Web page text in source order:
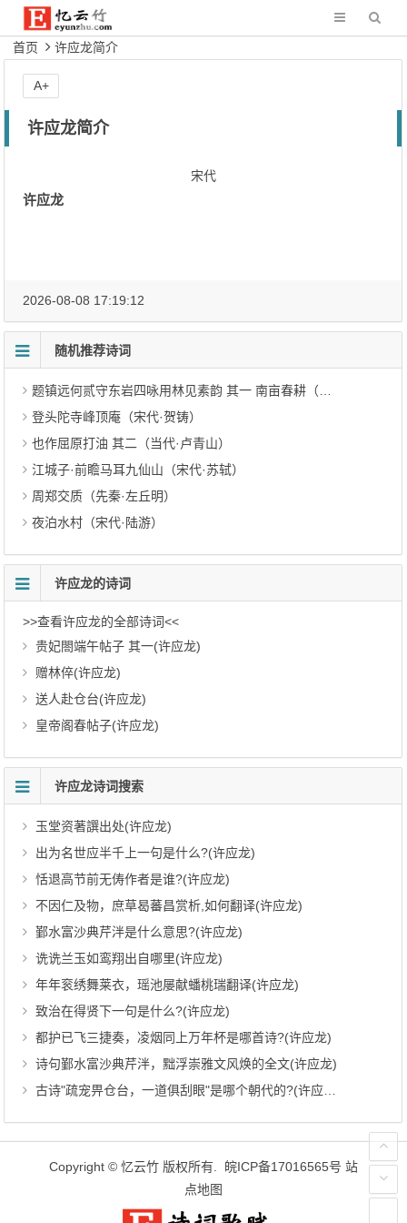
首页 许应龙简介
许应龙简介
宋代
许应龙
A+
2026-08-08 17:19:12
随机推荐诗词
题镇远何贰守东岩四咏用林见素韵 其一 南亩春耕（明代·周瑛）
登头陀寺峰顶庵（宋代·贺铸）
也作屈原打油 其二（当代·卢青山）
江城子·前瞻马耳九仙山（宋代·苏轼）
周郑交质（先秦·左丘明）
夜泊水村（宋代·陆游）
许应龙的诗词
>>查看许应龙的全部诗词<<
贵妃閤端午帖子 其一(许应龙)
赠林倅(许应龙)
送人赴仓台(许应龙)
皇帝阁春帖子(许应龙)
许应龙诗词搜索
玉堂资著譔出处(许应龙)
出为名世应半千上一句是什么?(许应龙)
恬退高节前无俦作者是谁?(许应龙)
不因仁及物，庶草曷蕃昌赏析,如何翻译(许应龙)
鄞水富沙典芹泮是什么意思?(许应龙)
诜诜兰玉如鸾翔出自哪里(许应龙)
年年衮绣舞莱衣，瑶池屡献蟠桃瑞翻译(许应龙)
致治在得贤下一句是什么?(许应龙)
都护已飞三捷奏，凌烟同上万年杯是哪首诗?(许应龙)
诗句鄞水富沙典芹泮，黜浮崇雅文风焕的全文(许应龙)
古诗"疏宠畀仓台，一道俱刮眼"是哪个朝代的?(许应龙)
Copyright © 忆云竹 版权所有. 皖ICP备17016565号 站
点地图